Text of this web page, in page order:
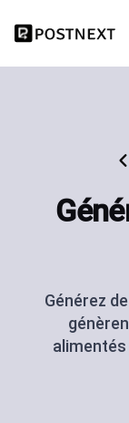
Générez
alimentés